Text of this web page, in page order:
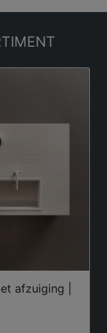
afzuiging |